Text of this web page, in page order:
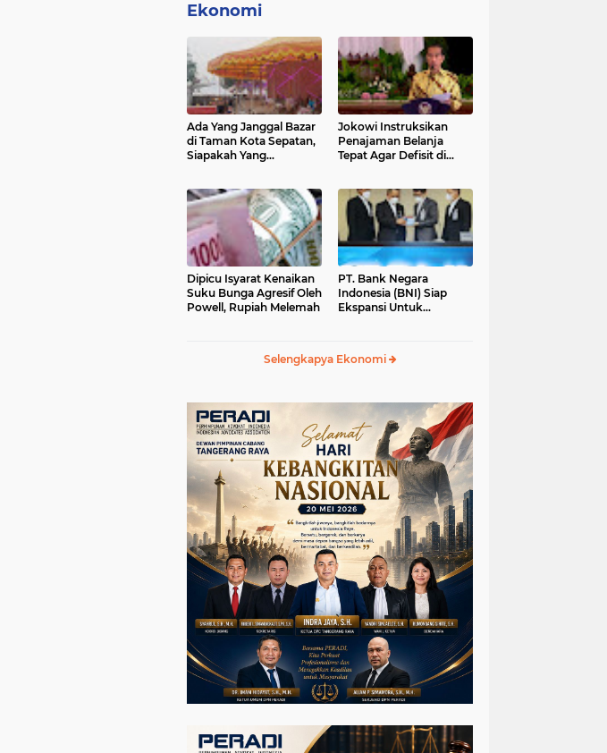
Ekonomi
Ada Yang Janggal Bazar
di Taman Kota Sepatan,
Siapakah Yang
Jokowi Instruksikan
Penajaman Belanja
Tepat Agar Defisit di
Dipicu Isyarat Kenaikan
Suku Bunga Agresif Oleh
Powell, Rupiah Melemah
PT. Bank Negara
Indonesia (BNI) Siap
Ekspansi Untuk
Selengkapya Ekonomi